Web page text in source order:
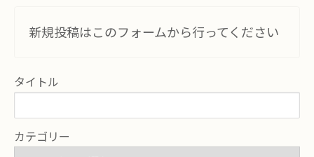
新規投稿はこのフォームから行ってください
タイトル
カテゴリー